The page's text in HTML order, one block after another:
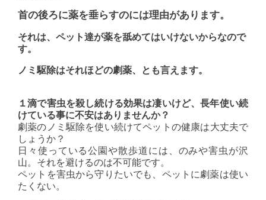
首の後ろに薬を垂らすのには理由があります。
それは、ペット達が薬を舐めてはいけないからなので
す。
ノミ駆除はそれほどの劇薬、とも言えます。
１滴で害虫を殺し続ける効果は凄いけど、長年使い続
けている事に不安はありませんか？
劇薬のノミ駆除を使い続けてペットの健康は大丈夫で
しょうか？
日々使っている公園や散歩道には、のみや害虫が沢
山。それを避けるのは不可能です。
ペットを害虫から守りたいでも、ペットに劇薬は使い
たくない。